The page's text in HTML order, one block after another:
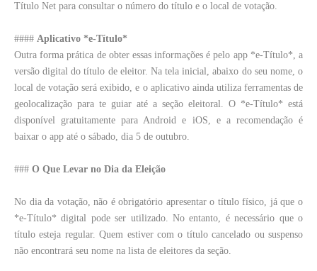
Título Net para consultar o número do título e o local de votação.
#### Aplicativo *e-Título*
Outra forma prática de obter essas informações é pelo app *e-Título*, a
versão digital do título de eleitor. Na tela inicial, abaixo do seu nome, o
local de votação será exibido, e o aplicativo ainda utiliza ferramentas de
geolocalização para te guiar até a seção eleitoral. O *e-Título* está
disponível gratuitamente para Android e iOS, e a recomendação é
baixar o app até o sábado, dia 5 de outubro.
### O Que Levar no Dia da Eleição
No dia da votação, não é obrigatório apresentar o título físico, já que o
*e-Título* digital pode ser utilizado. No entanto, é necessário que o
título esteja regular. Quem estiver com o título cancelado ou suspenso
não encontrará seu nome na lista de eleitores da seção.